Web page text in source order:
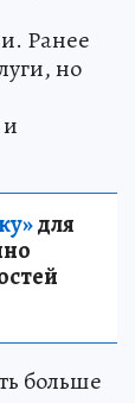
Ранее
но
для
больше